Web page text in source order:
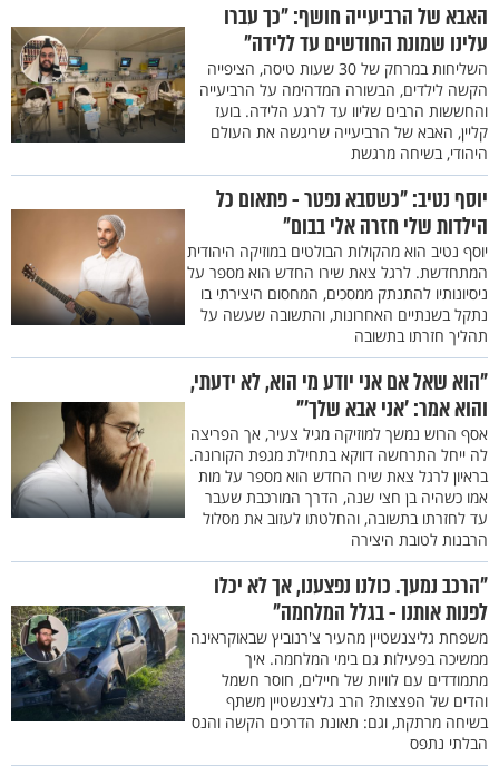
האבא של הרביעייה חושף: "כך עברו
עלינו שמונת החודשים עד ללידה"
השליחות במרחק של 30 שעות טיסה, הציפייה
הקשה לילדים, הבשורה המדהימה על הרביעייה
והחששות הרבים שליוו עד לרגע הלידה. בועז
קליין, האבא של הרביעייה שריגשה את העולם
היהודי, בשיחה מרגשת
יוסף נטיב: "כשסבא נפטר - פתאום כל
הילדות שלי חזרה אלי בבום"
יוסף נטיב הוא מהקולות הבולטים במוזיקה היהודית
המתחדשת. לרגל צאת שירו החדש הוא מספר על
ניסיונותיו להתנתק ממסכים, המחסום היצירתי בו
נתקל בשנתיים האחרונות, והתשובה שעשה על
תהליך חזרתו בתשובה
"הוא שאל אם אני יודע מי הוא, לא ידעתי,
והוא אמר: ’אני אבא שלך’"
אסף הרוש נמשך למוזיקה מגיל צעיר, אך הפריצה
לה ייחל התרחשה דווקא בתחילת מגפת הקורונה.
בראיון לרגל צאת שירו החדש הוא מספר על מות
אמו כשהיה בן חצי שנה, הדרך המורכבת שעבר
עד לחזרתו בתשובה, והחלטתו לעזוב את מסלול
הרבנות לטובת היצירה
"הרכב נמעך. כולנו נפצענו, אך לא יכלו
לפנות אותנו - בגלל המלחמה"
משפחת גליצנשטיין מהעיר צ'רנוביץ שבאוקראינה
ממשיכה בפעילות גם בימי המלחמה. איך
מתמודדים עם לוויות של חיילים, חוסר חשמל
והדים של הפצצות? הרב גליצנשטיין משתף
בשיחה מרתקת, וגם: תאונת הדרכים הקשה והנס
הבלתי נתפס